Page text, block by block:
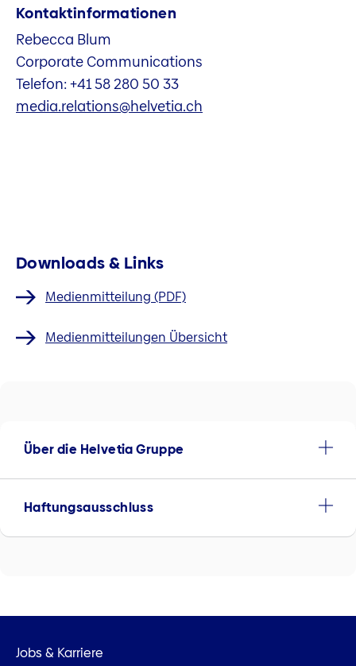
Kontaktinformationen
Rebecca Blum
Corporate Communications
Telefon: +41 58 280 50 33
media.relations@helvetia.ch
Downloads & Links
Medienmitteilung (PDF)
Medienmitteilungen Übersicht
Über die Helvetia Gruppe
Haftungsausschluss
Jobs & Karriere